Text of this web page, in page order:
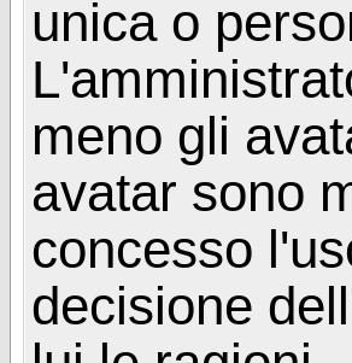
unica o
meno gli
avatar sono
concesso
decisione